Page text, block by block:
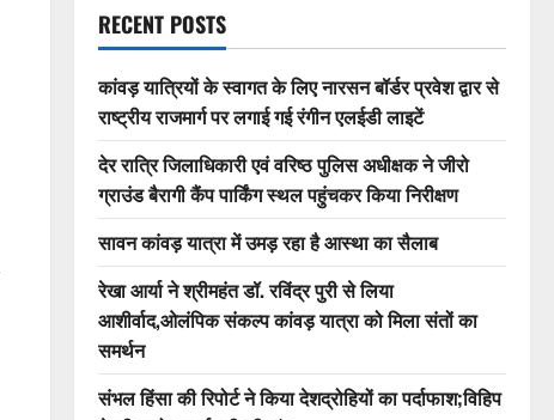
RECENT POSTS
कांवड़ यात्रियों के स्वागत के लिए नारसन बॉर्डर प्रवेश द्वार से
राष्ट्रीय राजमार्ग पर लगाई गई रंगीन एलईडी लाइटें
देर रात्रि जिलाधिकारी एवं वरिष्ठ पुलिस अधीक्षक ने जीरो
ग्राउंड बैरागी कैंप पार्किंग स्थल पहुंचकर किया निरीक्षण
सावन कांवड़ यात्रा में उमड़ रहा है आस्था का सैलाब
रेखा आर्या ने श्रीमहंत डॉ. रविंद्र पुरी से लिया
आशीर्वाद,ओलंपिक संकल्प कांवड़ यात्रा को मिला संतों का
समर्थन
संभल हिंसा की रिपोर्ट ने किया देशद्रोहियों का पर्दाफाश;विहिप